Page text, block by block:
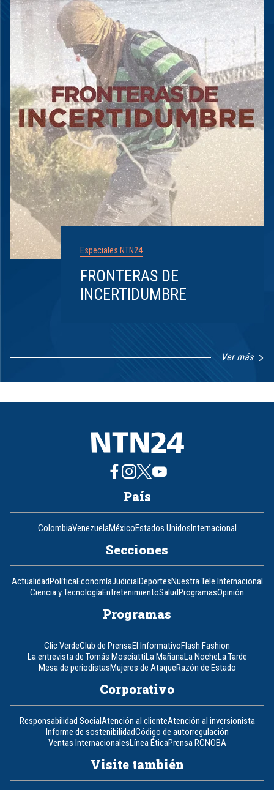
Especiales NTN24
FRONTERAS DE
INCERTIDUMBRE
Ver más
8
País
ColombiaVenezuelaMéxicoEstados UnidosInternacional
Secciones
ActualidadPolíticaEconomíaJudicialDeportesNuestra Tele Internacional
Ciencia y TecnologíaEntretenimientoSaludProgramasOpinión
Programas
Clic VerdeClub de PrensaEl InformativoFlash Fashion
La entrevista de Tomás MosciattiLa MañanaLa NocheLa Tarde
Mesa de periodistasMujeres de AtaqueRazón de Estado
Corporativo
Responsabilidad SocialAtención al clienteAtención al inversionista
Informe de sostenibilidadCódigo de autorregulación
Ventas InternacionalesLínea ÉticaPrensa RCNOBA
Visite también